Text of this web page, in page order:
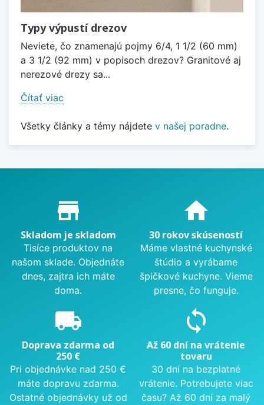
Typy výpustí drezov
Neviete, čo znamenajú pojmy 6/4, 1 1/2 (60 mm)
a 3 1/2 (92 mm) v popisoch drezov? Granitové aj
nerezové drezy sa...
Čítať viac
Všetky články a témy nájdete v našej poradne.
Proč nakupovat u nás?
store_mall_directory
Skladom je skladom
Tisíce produktov na
našom sklade. Objednáte
dnes, zajtra ich máte
doma.
home
30 rokov skúseností
Máme vlastné kuchynské
štúdio a vyrábame
špičkové kuchyne. Vieme
presne, čo funguje.
local_shipping
Doprava zdarma od
250 €
Pri objednávke nad 250 €
máte dopravu zdarma.
Ostatné objednávky už od
sync
Až 60 dní na vrátenie
tovaru
30 dní na bezplatné
vrátenie. Potrebujete viac
času? Až 60 dní za malý